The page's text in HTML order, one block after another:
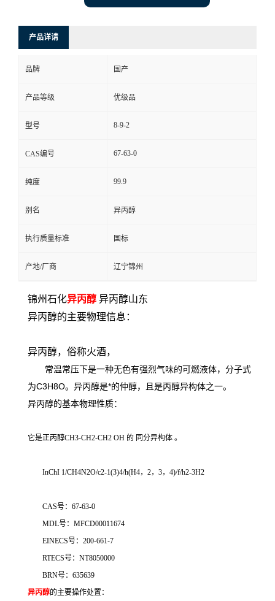
产品详请
品牌 国产
产品等级 优级品
型号 8-9-2
CAS编号 67-63-0
纯度 99.9
别名 异丙醇
执行质量标准 国标
产地/厂商 辽宁锦州
锦州石化异丙醇 异丙醇山东
异丙醇的主要物理信息：
异丙醇，俗称火酒，
常温常压下是一种无色有强烈气味的可燃液体，分子式
为C3H8O。异丙醇是*的仲醇，且是丙醇异构体之一。
异丙醇的基本物理性质：
它是正丙醇CH3-CH2-CH2 OH 的 同分异构体 。
InChI 1/CH4N2O/c2-1(3)4/h(H4，2，3，4)/f/h2-3H2
CAS号：67-63-0
MDL号：MFCD00011674
EINECS号：200-661-7
RTECS号：NT8050000
BRN号：635639
异丙醇的主要操作处置：